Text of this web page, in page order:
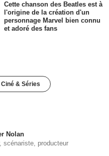
Cette chanson des Beatles est à
l'origine de la création d'un
personnage Marvel bien connu
et adoré des fans
& Séries
Nolan
scénariste, producteur